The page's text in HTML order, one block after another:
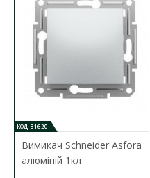
КОД: 31620
Вимикач Schneider Asfora
алюміній 1кл